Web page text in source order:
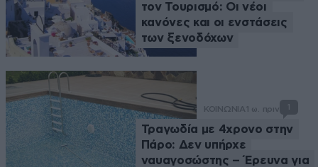
τον Τουρισμό: Οι νέοι
κανόνες και οι ενστάσεις
των ξενοδόχων
ΚΟΙΝΩΝΙΑ 1 ω. πριν 1
Τραγωδία με 4χρονο στην
Πάρο: Δεν υπήρχε
ναυαγοσώστης – Έρευνα για